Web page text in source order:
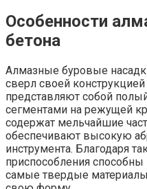
Особенности
бетона
Алмазные буровые
сверл своей
представляют собой
сегментами на режущей
содержат мельчайшие
обеспечивают высокую
инструмента. Благодаря
приспособления
самые твердые